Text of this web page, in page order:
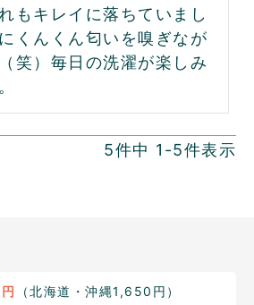
もキレイに落ちていまし
くんくん匂いを嗅ぎなが
笑）毎日の洗濯が楽しみ
5件中 1 -5件表示
（北海道・沖縄1,650円）